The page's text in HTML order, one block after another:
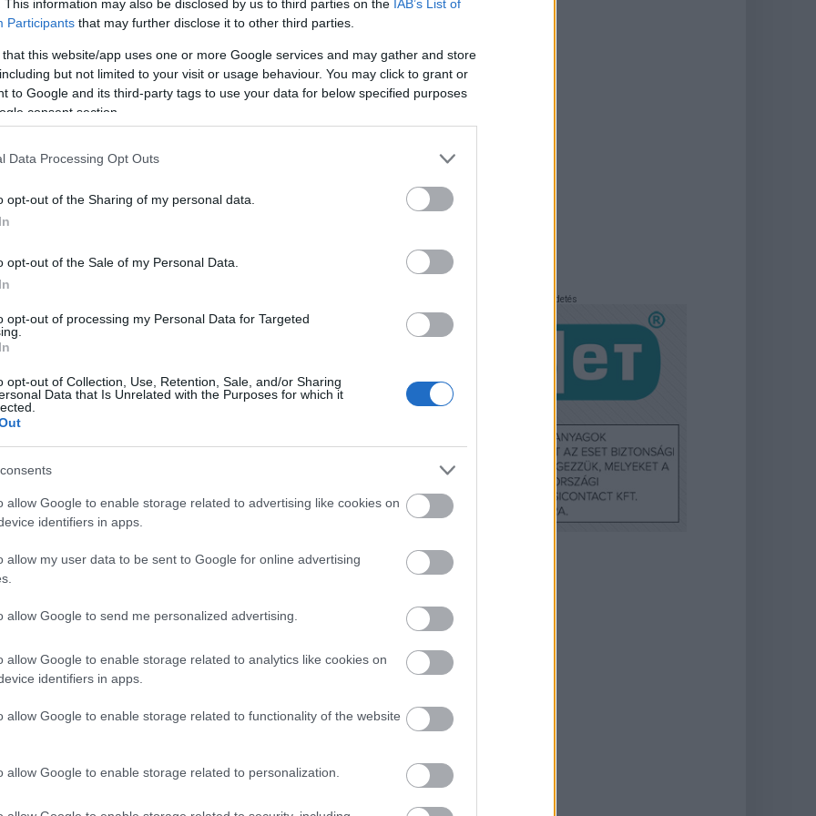
This information may also be disclosed by us to third parties on the IAB’s List of
Participants that may further disclose it to other third parties.
that this website/app uses one or more Google services and may gather and store
but not limited to your visit or usage behaviour. You may click to grant or
to Google and its third-party tags to use your data for below specified purposes
consent section.
Data Processing Opt Outs
opt-out of the Sharing of my personal data.
opt-out of the Sale of my Personal Data.
opt-out of processing my Personal Data for Targeted
opt-out of Collection, Use, Retention, Sale, and/or Sharing
Data that Is Unrelated with the Purposes for which it
allow Google to enable storage related to advertising like cookies on
identifiers in apps.
allow my user data to be sent to Google for online advertising
allow Google to send me personalized advertising.
allow Google to enable storage related to analytics like cookies on
identifiers in apps.
allow Google to enable storage related to functionality of the website
allow Google to enable storage related to personalization.
igényeit. Mi leginkább a megnövekedett
a távoli munkavégzéssel kapcsolatos megoldások
távon pedig az IT-biztonság és a felhőalapú
tájékoztat Marton László, az Invitech vállalati
hogy bármikor adódhat olyan helyzet, amikor
informatikai megoldásokat alkalmaznia
az ilyen igények minél gyorsabb kiszolgálásában
a hirtelen megnövekedett, és tömegesen
jártunk, rendszereink, üzleti folyamataink jól
a vállalatokat, hogy áldozzanak többet a
számban tapasztalható, és soha nem látott
elmondta: az Invitech által alkalmazott hibrid
felkeltette, többekkel meg is állapodtak.
maguk elé: jelenleg is bővítik adatközpontjuk
is az a trend, hogy a vállalatok egyre
is kedvezőbb szerverszolgáltatások és az
része otthoni távmunkára kéri munkavállalóit.
számítógépei kívülről próbálták elérni a
a szerverükre kívülről érkező adatforgalmat,
problémára megoldást keresve a cégvezetők nagy
lévő szervert professzionális adatközpontba
a világhálóra. Az ACE Telecomnál ezzel a
érdekében az adatközpontjaink redundáns
későbbre tervezett fejlesztését kellett elvégeznünk,
Hirdetés